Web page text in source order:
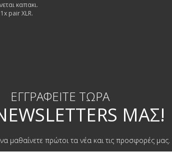
καπακι.
pair XLR.
ΕΓΓΡΑΦΕΊΤΕ ΤΏΡΑ
ΜΑΣ!
να μαθαίνετε πρώτοι τα νέα και τις προσφορές μας.